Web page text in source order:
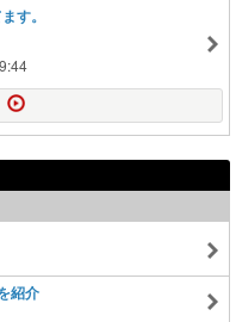
す。
紹介